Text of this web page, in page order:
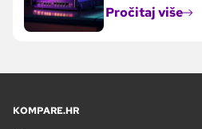
Pročitaj više
KOMPARE.HR